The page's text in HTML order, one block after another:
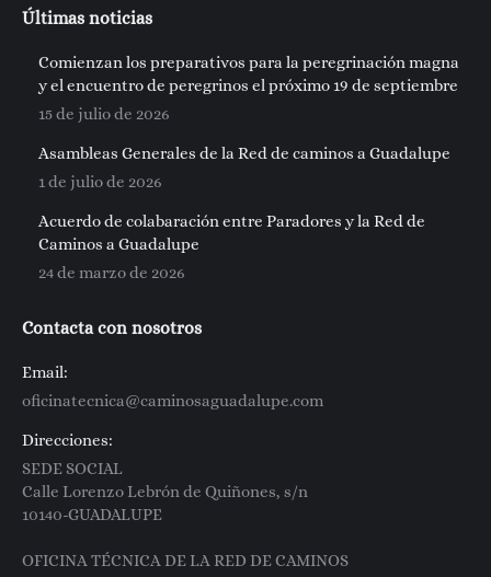
Últimas noticias
Comienzan los preparativos para la peregrinación magna
y el encuentro de peregrinos el próximo 19 de septiembre
15 de julio de 2026
Asambleas Generales de la Red de caminos a Guadalupe
1 de julio de 2026
Acuerdo de colabaración entre Paradores y la Red de
Caminos a Guadalupe
24 de marzo de 2026
Contacta con nosotros
Email:
oficinatecnica@caminosaguadalupe.com
Direcciones:
SEDE SOCIAL
Calle Lorenzo Lebrón de Quiñones, s/n
10140-GUADALUPE
OFICINA TÉCNICA DE LA RED DE CAMINOS